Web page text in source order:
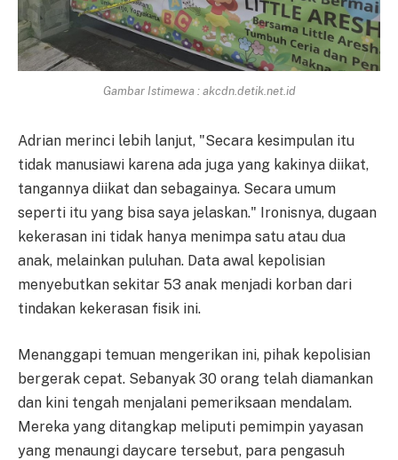
Gambar Istimewa : akcdn.detik.net.id
Adrian merinci lebih lanjut, "Secara kesimpulan itu
tidak manusiawi karena ada juga yang kakinya diikat,
tangannya diikat dan sebagainya. Secara umum
seperti itu yang bisa saya jelaskan." Ironisnya, dugaan
kekerasan ini tidak hanya menimpa satu atau dua
anak, melainkan puluhan. Data awal kepolisian
menyebutkan sekitar 53 anak menjadi korban dari
tindakan kekerasan fisik ini.
Menanggapi temuan mengerikan ini, pihak kepolisian
bergerak cepat. Sebanyak 30 orang telah diamankan
dan kini tengah menjalani pemeriksaan mendalam.
Mereka yang ditangkap meliputi pemimpin yayasan
yang menaungi daycare tersebut, para pengasuh